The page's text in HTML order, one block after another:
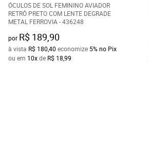
ÓCULOS DE SOL FEMININO AVIADOR
RETRÔ PRETO COM LENTE DEGRADE
METAL FERROVIA - 436248
por R$ 189,90
à vista R$ 180,40 economize 5%no Pix
ou em 10xde R$ 18,99